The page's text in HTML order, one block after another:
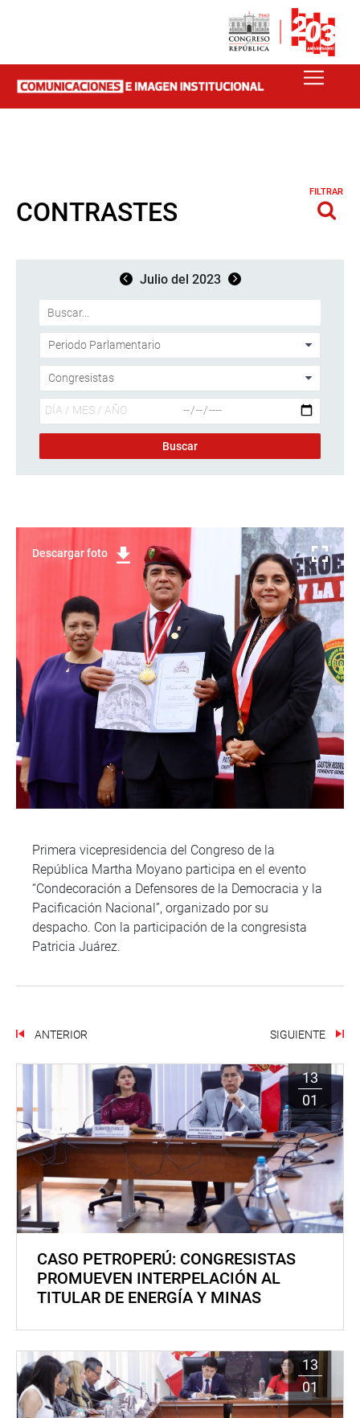
CONTRASTES
FILTRAR
Julio del 2023
Descargar foto
Primera vicepresidencia del Congreso de la
República Martha Moyano participa en el evento
“Condecoración a Defensores de la Democracia y la
Pacificación Nacional”, organizado por su
despacho. Con la participación de la congresista
Patricia Juárez.
ANTERIOR SIGUIENTE
13
01
CASO PETROPERÚ: CONGRESISTAS
PROMUEVEN INTERPELACIÓN AL
TITULAR DE ENERGÍA Y MINAS
13
01